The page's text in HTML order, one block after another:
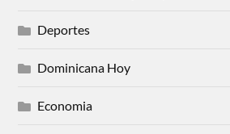
Deportes
Dominicana Hoy
Economia